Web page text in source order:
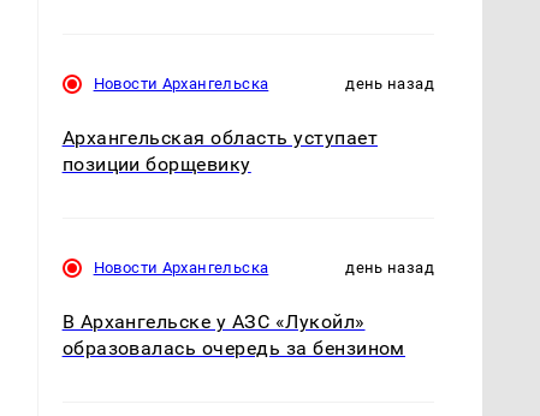
Новости Архангельска день назад
Архангельская область уступает
позиции борщевику
Новости Архангельска день назад
В Архангельске у АЗС «Лукойл»
образовалась очередь за бензином